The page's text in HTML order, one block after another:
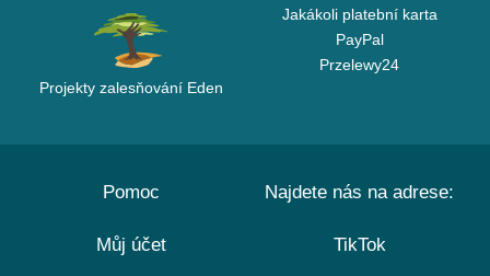
Projekty zalesňování Eden
Jakákoli platební karta
PayPal
Przelewy24
Pomoc
Můj účet
Najdete nás na adrese:
TikTok